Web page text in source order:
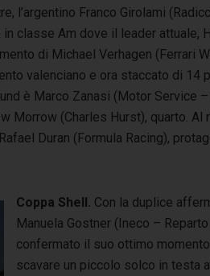
l’argentino Franco Girolami
in classe Am dove il leader attuale,
di Michael Verhagen (Ferrari
valenciano e ora staccato di 14
è Marco Zanasi (Motor Service
Morrow (Charles Hurst), quarto. Al
Duran (Formula Racing),
Coppa Shell. Con la duplice
Manuela Gostner (Ineco –
confermato il suo ottimo
scavare un piccolo solco in testa